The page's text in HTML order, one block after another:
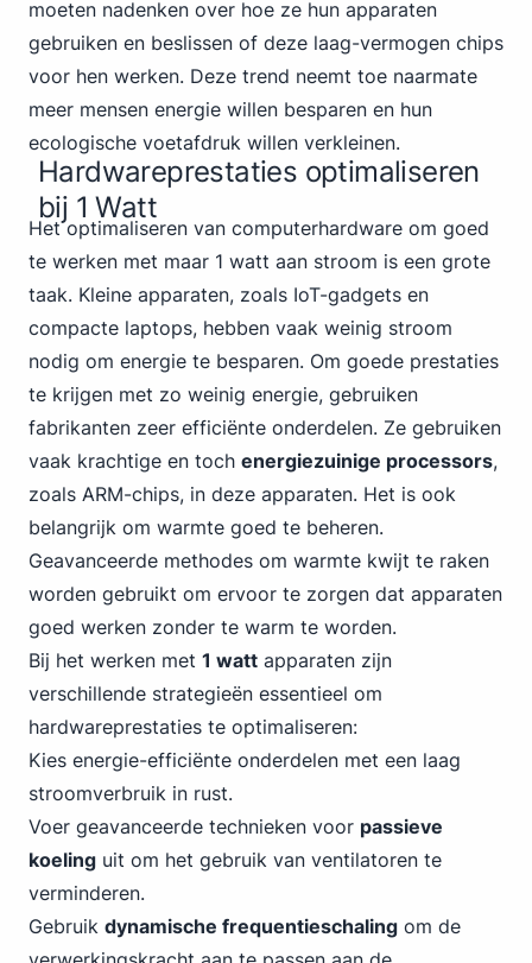
moeten nadenken over hoe ze hun apparaten
gebruiken en beslissen of deze laag-vermogen chips
voor hen werken. Deze trend neemt toe naarmate
meer mensen energie willen besparen en hun
ecologische voetafdruk willen verkleinen.
Hardwareprestaties optimaliseren
bij 1 Watt
Het optimaliseren van computerhardware om goed
te werken met maar 1 watt aan stroom is een grote
taak. Kleine apparaten, zoals IoT-gadgets en
compacte laptops, hebben vaak weinig stroom
nodig om energie te besparen. Om goede prestaties
te krijgen met zo weinig energie, gebruiken
fabrikanten zeer efficiënte onderdelen. Ze gebruiken
vaak krachtige en toch energiezuinige processors,
zoals ARM-chips, in deze apparaten. Het is ook
belangrijk om warmte goed te beheren.
Geavanceerde methodes om warmte kwijt te raken
worden gebruikt om ervoor te zorgen dat apparaten
goed werken zonder te warm te worden.
Bij het werken met 1 watt apparaten zijn
verschillende strategieën essentieel om
hardwareprestaties te optimaliseren:
Kies energie-efficiënte onderdelen met een laag
stroomverbruik in rust.
Voer geavanceerde technieken voor passieve
koeling uit om het gebruik van ventilatoren te
verminderen.
Gebruik dynamische frequentieschaling om de